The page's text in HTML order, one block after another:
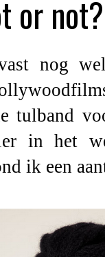
or not?
nog
tulband
in het
ik een